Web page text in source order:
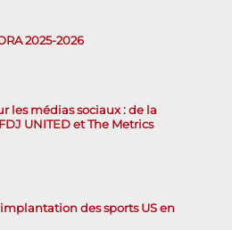
2025-2026
les médias sociaux : de la
UNITED et The Metrics
des sports US en